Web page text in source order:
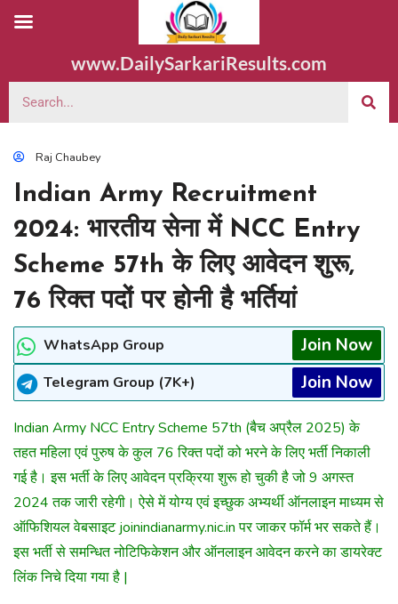
www.DailySarkariResults.com
Raj Chaubey
Indian Army Recruitment
2024: भारतीय सेना में NCC Entry
Scheme 57th के लिए आवेदन शुरू,
76 रिक्त पदों पर होनी है भर्तियां
WhatsApp Group Join Now
Telegram Group (7K+) Join Now
Indian Army NCC Entry Scheme 57th (बैच अप्रैल 2025) के
तहत महिला एवं पुरुष के कुल 76 रिक्त पदों को भरने के लिए भर्ती निकाली
गई है। इस भर्ती के लिए आवेदन प्रक्रिया शुरू हो चुकी है जो 9 अगस्त
2024 तक जारी रहेगी। ऐसे में योग्य एवं इच्छुक अभ्यर्थी ऑनलाइन माध्यम से
ऑफिशियल वेबसाइट joinindianarmy.nic.in पर जाकर फॉर्म भर सकते हैं।
इस भर्ती से समन्धित नोटिफिकेशन और ऑनलाइन आवेदन करने का डायरेक्ट
लिंक निचे दिया गया है |